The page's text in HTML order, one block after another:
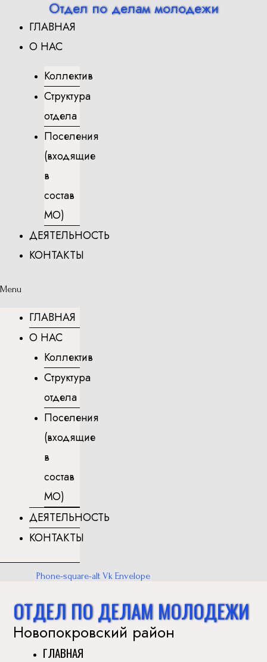
содержимому
Отдел по делам молодежи
ГЛАВНАЯ
О НАС
Коллектив
Структура
отдела
Поселения
(входящие
в
состав
МО)
ДЕЯТЕЛЬНОСТЬ
КОНТАКТЫ
Menu
ГЛАВНАЯ
О НАС
Коллектив
Структура
отдела
Поселения
(входящие
в
состав
МО)
ДЕЯТЕЛЬНОСТЬ
КОНТАКТЫ
Phone-square-alt Vk Envelope
ОТДЕЛ ПО ДЕЛАМ МОЛОДЕЖИ
Новопокровский район
ГЛАВНАЯ